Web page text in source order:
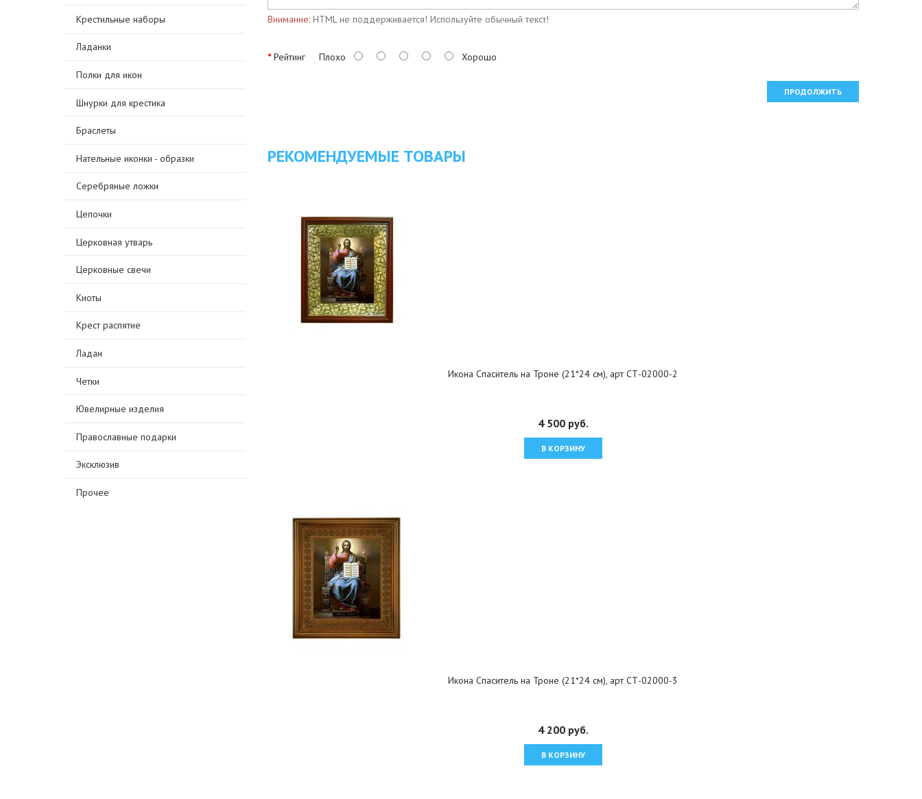
Крестильные наборы
Ладанки
Полки для икон
Шнурки для крестика
Браслеты
Нательные иконки - образки
Серебряные ложки
Цепочки
Церковная утварь
Церковные свечи
Киоты
Крест распятие
Ладан
Четки
Ювелирные изделия
Православные подарки
Эксклюзив
Прочее
Внимание:HTML не поддерживается! Используйте обычный текст!
РейтингПлохо Хорошо
ПРОДОЛЖИТЬ
РЕКОМЕНДУЕМЫЕ ТОВАРЫ
Икона Спаситель на Троне (21*24 см), арт СТ-02000-2
4 500 руб.
В КОРЗИНУ
Икона Спаситель на Троне (21*24 см), арт СТ-02000-3
4 200 руб.
В КОРЗИНУ